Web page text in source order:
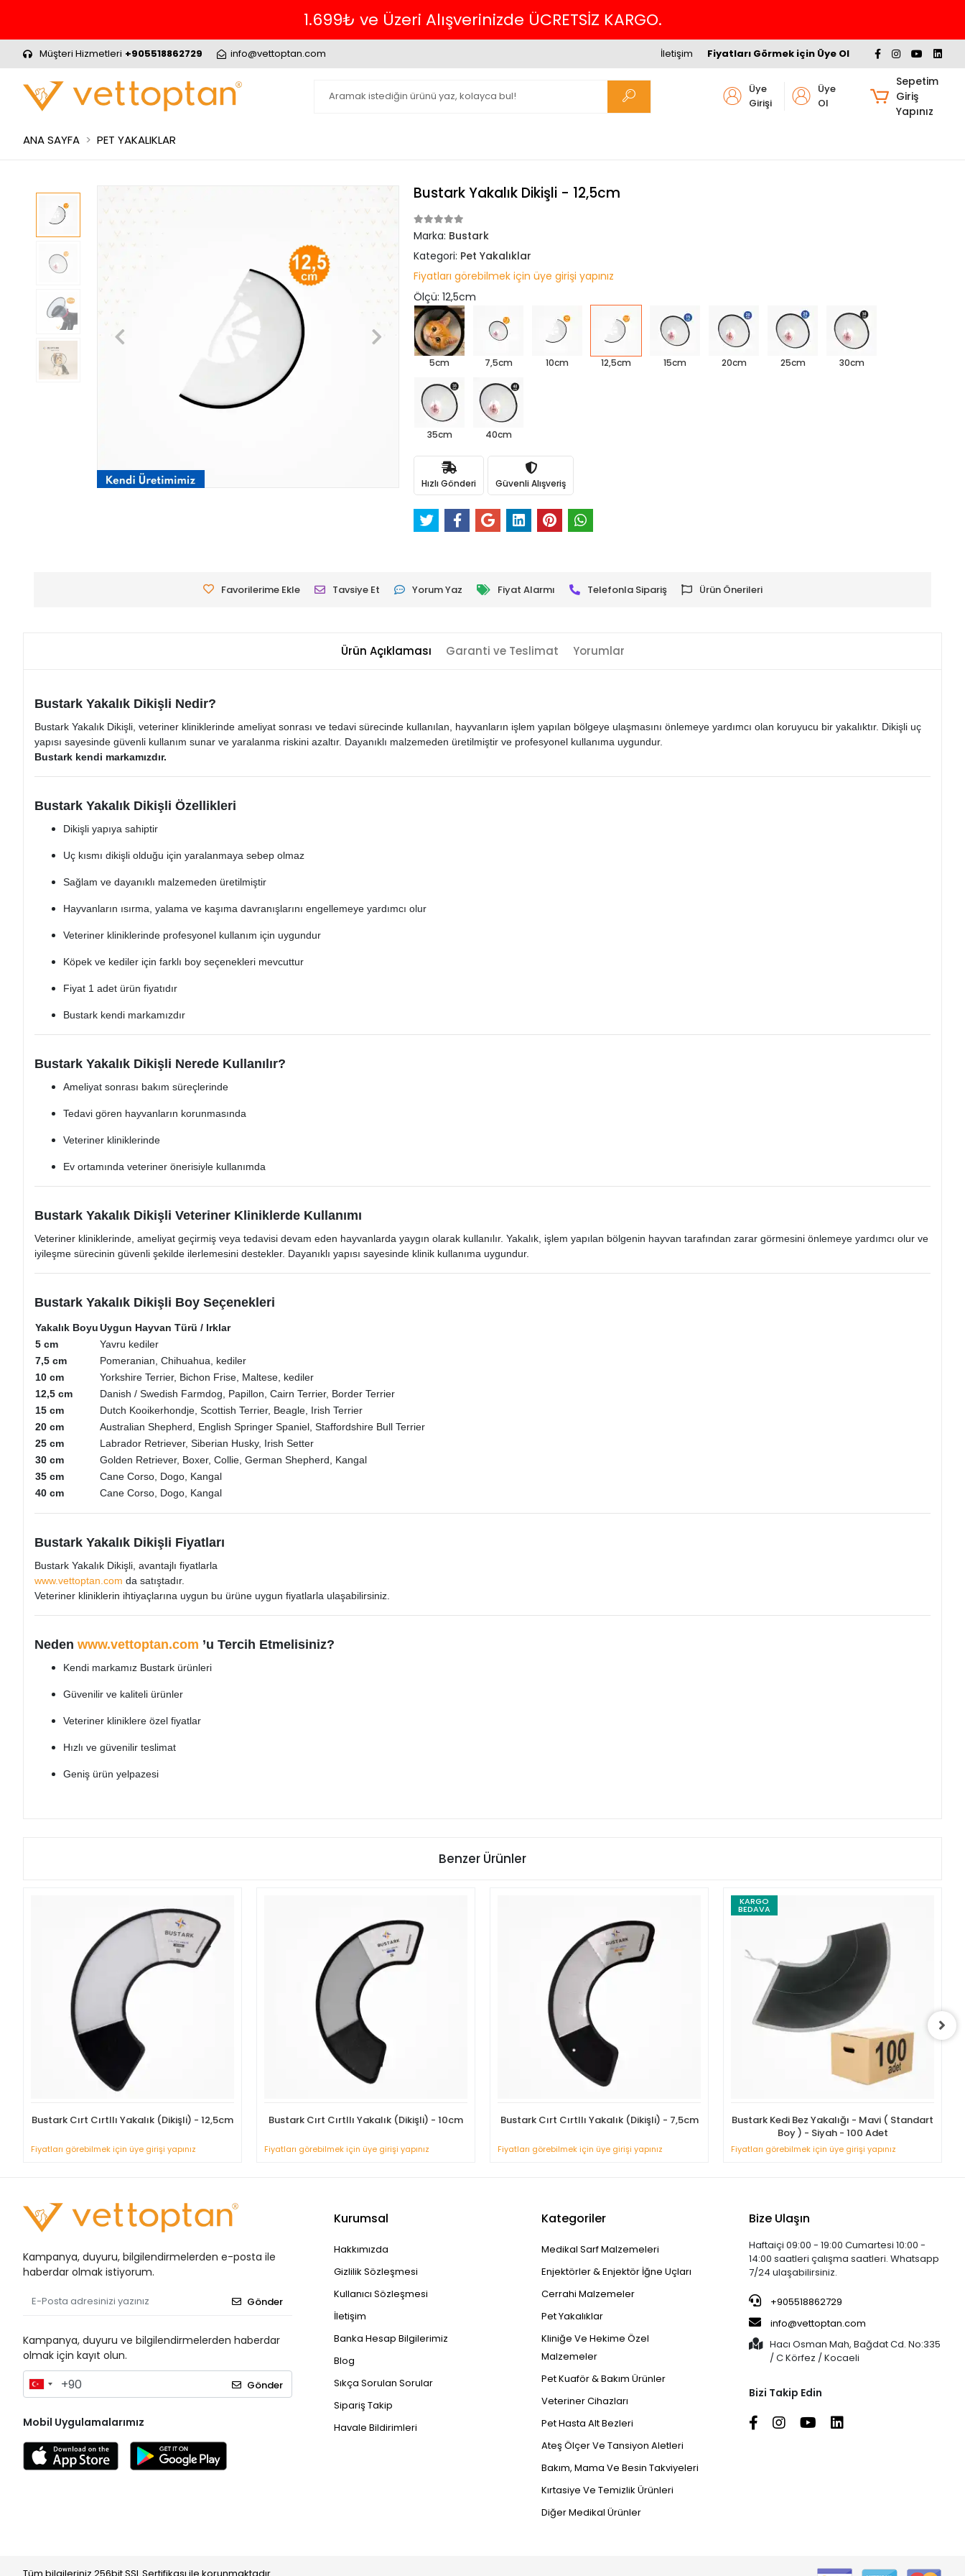
Müşteri Hizmetleri +905518862729 info@vettoptan.com Fiyatları Görmek için Üye Ol
İletişim
Üye
Girişi
Üye
Ol
Sepetim
Giriş
Yapınız
ANA SAYFA PET YAKALIKLAR
Bustark Yakalık Dikişli - 12,5cm
Marka: Bustark
Kategori: Pet Yakalıklar
Fiyatları görebilmek için üye girişi yapınız
Ölçü: 12,5cm
5cm 7,5cm 10cm 12,5cm 15cm 20cm 25cm 30cm
35cm 40cm
Hızlı Gönderi Güvenli Alışveriş
Favorilerime Ekle Tavsiye Et Yorum Yaz Fiyat Alarmı Telefonla Sipariş Ürün Önerileri
Ürün Açıklaması Garanti ve Teslimat Yorumlar
Bustark Yakalık Dikişli Nedir?
Bustark Yakalık Dikişli, veteriner kliniklerinde ameliyat sonrası ve tedavi sürecinde kullanılan, hayvanların işlem yapılan bölgeye ulaşmasını önlemeye yardımcı olan koruyucu bir yakalıktır. Dikişli uç
yapısı sayesinde güvenli kullanım sunar ve yaralanma riskini azaltır. Dayanıklı malzemeden üretilmiştir ve profesyonel kullanıma uygundur.
Bustark kendi markamızdır.
Bustark Yakalık Dikişli Özellikleri
Dikişli yapıya sahiptir
Uç kısmı dikişli olduğu için yaralanmaya sebep olmaz
Sağlam ve dayanıklı malzemeden üretilmiştir
Hayvanların ısırma, yalama ve kaşıma davranışlarını engellemeye yardımcı olur
Veteriner kliniklerinde profesyonel kullanım için uygundur
Köpek ve kediler için farklı boy seçenekleri mevcuttur
Fiyat 1 adet ürün fiyatıdır
Bustark kendi markamızdır
Bustark Yakalık Dikişli Nerede Kullanılır?
Ameliyat sonrası bakım süreçlerinde
Tedavi gören hayvanların korunmasında
Veteriner kliniklerinde
Ev ortamında veteriner önerisiyle kullanımda
Bustark Yakalık Dikişli Veteriner Kliniklerde Kullanımı
Veteriner kliniklerinde, ameliyat geçirmiş veya tedavisi devam eden hayvanlarda yaygın olarak kullanılır. Yakalık, işlem yapılan bölgenin hayvan tarafından zarar görmesini önlemeye yardımcı olur ve
iyileşme sürecinin güvenli şekilde ilerlemesini destekler. Dayanıklı yapısı sayesinde klinik kullanıma uygundur.
Bustark Yakalık Dikişli Boy Seçenekleri
Yakalık BoyuUygun Hayvan Türü / Irklar
5 cm
Yavru kediler
7,5 cm
Pomeranian, Chihuahua, kediler
10 cm
Yorkshire Terrier, Bichon Frise, Maltese, kediler
12,5 cm
Danish / Swedish Farmdog, Papillon, Cairn Terrier, Border Terrier
15 cm
Dutch Kooikerhondje, Scottish Terrier, Beagle, Irish Terrier
20 cm
Australian Shepherd, English Springer Spaniel, Staffordshire Bull Terrier
25 cm
Labrador Retriever, Siberian Husky, Irish Setter
30 cm
Golden Retriever, Boxer, Collie, German Shepherd, Kangal
35 cm
Cane Corso, Dogo, Kangal
40 cm
Cane Corso, Dogo, Kangal
Bustark Yakalık Dikişli Fiyatları
Bustark Yakalık Dikişli, avantajlı fiyatlarla
www.vettoptan.com da satıştadır.
Veteriner kliniklerin ihtiyaçlarına uygun bu ürüne uygun fiyatlarla ulaşabilirsiniz.
Neden www.vettoptan.com ’u Tercih Etmelisiniz?
Kendi markamız Bustark ürünleri
Güvenilir ve kaliteli ürünler
Veteriner kliniklere özel fiyatlar
Hızlı ve güvenilir teslimat
Geniş ürün yelpazesi
Benzer Ürünler
Bustark Cırt Cırtllı Yakalık (Dikişli) - 12,5cm
Fiyatları görebilmek için üye girişi yapınız
Bustark Cırt Cırtllı Yakalık (Dikişli) - 10cm
Fiyatları görebilmek için üye girişi yapınız
Bustark Cırt Cırtllı Yakalık (Dikişli) - 7,5cm
Fiyatları görebilmek için üye girişi yapınız
KARGO
BEDAVA
Bustark Kedi Bez Yakalığı - Mavi ( Standart
Boy ) - Siyah - 100 Adet
Fiyatları görebilmek için üye girişi yapınız
Kampanya, duyuru, bilgilendirmelerden e-posta ile
haberdar olmak istiyorum.
Gönder
Kampanya, duyuru ve bilgilendirmelerden haberdar
olmak için kayıt olun.
Gönder
Mobil Uygulamalarımız
Kurumsal
Hakkımızda
Gizlilik Sözleşmesi
Kullanıcı Sözleşmesi
İletişim
Banka Hesap Bilgilerimiz
Blog
Sıkça Sorulan Sorular
Sipariş Takip
Havale Bildirimleri
Kategoriler
Medikal Sarf Malzemeleri
Enjektörler & Enjektör İğne Uçları
Cerrahi Malzemeler
Pet Yakalıklar
Kliniğe Ve Hekime Özel
Malzemeler
Pet Kuaför & Bakım Ürünler
Veteriner Cihazları
Pet Hasta Alt Bezleri
Ateş Ölçer Ve Tansiyon Aletleri
Bakım, Mama Ve Besin Takviyeleri
Kırtasiye Ve Temizlik Ürünleri
Diğer Medikal Ürünler
Bize Ulaşın
Haftaiçi 09:00 - 19:00 Cumartesi 10:00 -
14:00 saatleri çalışma saatleri. Whatsapp
7/24 ulaşabilirsiniz.
+905518862729
info@vettoptan.com
Hacı Osman Mah, Bağdat Cd. No:335
/ C Körfez / Kocaeli
Bizi Takip Edin